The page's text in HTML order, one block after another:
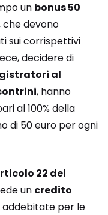
un bonus 50
che devono
sui corrispettivi
decidere di
al
, hanno
al 100% della
di 50 euro per ogni
22 del
un credito
addebitate per le